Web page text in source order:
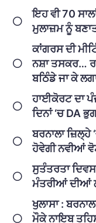
ਇਹ ਵੀ 70
ਮੁਲਾਜ਼ਮ ਨੂੰ
ਕਾਂਗਰਸ ਦੀ
ਨਸ਼ਾ ਤਸਕਰ…
ਬਠਿੰਡੇ ਜਾ ਕੇ
ਹਾਈਕੋਰਟ ਦਾ
ਦਿਨਾਂ ‘ਚ DA
ਬਰਨਾਲਾ ਜ਼ਿਲ੍ਹੇ
ਹੋਵੇਗੀ ਨਵੀਆਂ
ਸੁਤੰਤਰਤਾ
ਮੰਤਰੀਆਂ ਦੀਆਂ
ਖੁਲਾਸਾ :
ਮੌਕੇ ਨਾਇਬ